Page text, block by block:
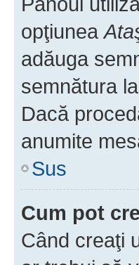
opţiunea
adăuga
semnătura
Dacă
anumite
Sus
Cum pot
Când creaţi